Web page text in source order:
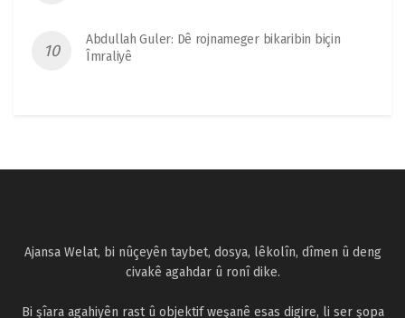
Abdullah Guler: Dê rojnameger bikaribin biçin
Îmraliyê
Ajansa Welat, bi nûçeyên taybet, dosya, lêkolîn, dîmen û deng
civakê agahdar û ronî dike.
Bi şîara agahiyên rast û objektif weşanê esas digire, li ser şopa